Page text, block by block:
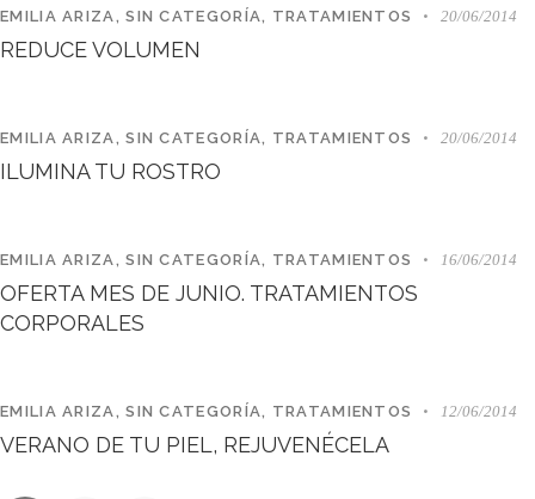
EMILIA ARIZA,SIN CATEGORÍA, TRATAMIENTOS 20/06/2014
REDUCE VOLUMEN
EMILIA ARIZA,SIN CATEGORÍA, TRATAMIENTOS 20/06/2014
ILUMINA TU ROSTRO
EMILIA ARIZA,SIN CATEGORÍA, TRATAMIENTOS 16/06/2014
OFERTA MES DE JUNIO. TRATAMIENTOS
CORPORALES
EMILIA ARIZA,SIN CATEGORÍA, TRATAMIENTOS 12/06/2014
VERANO DE TU PIEL, REJUVENÉCELA